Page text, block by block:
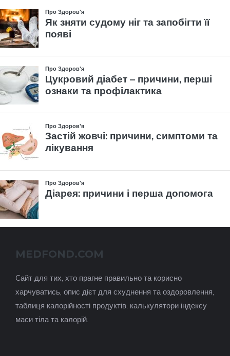
MEDFOND.COM
Cайт для тих, хто прагне правильно та корисно
харчуватись, опис дієт для схуднення та оздоровлення,
таблиця калорійності продуктів, калькулятори індексу
маси тіла та калорій.